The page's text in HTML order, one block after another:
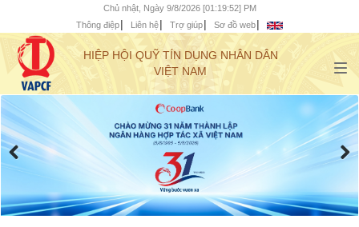
Chủ nhật, Ngày 9/8/2026 [01:19:53] PM
Thông điệp
Liên hệ Trợ giúp Sơ đồ web
HIỆP HỘI QUỸ TÍN DỤNG NHÂN DÂN
VIỆT NAM